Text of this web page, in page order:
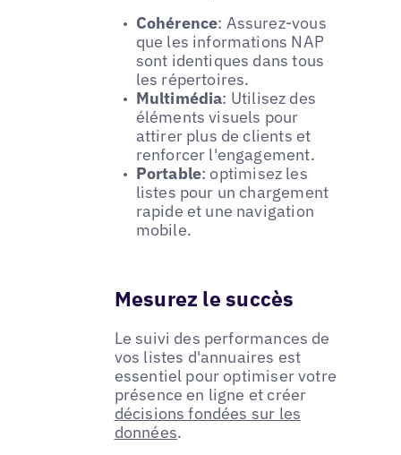
Cohérence: Assurez-vous
que les informations NAP
sont identiques dans tous
les répertoires.
Multimédia: Utilisez des
éléments visuels pour
attirer plus de clients et
renforcer l'engagement.
Portable: optimisez les
listes pour un chargement
rapide et une navigation
mobile.
Mesurez le succès
Le suivi des performances de
vos listes d'annuaires est
essentiel pour optimiser votre
présence en ligne et créer
décisions fondées sur les
données.